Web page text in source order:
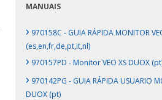
MANUAIS
› 970158C - GUIA RÁPIDA MONITOR
(es,en,fr,de,pt,it,nl)
› 970157PD - Monitor VEO XS DUOX
› 970142PG - GUIA RÁPIDA USUARIO
DUOX (pt)